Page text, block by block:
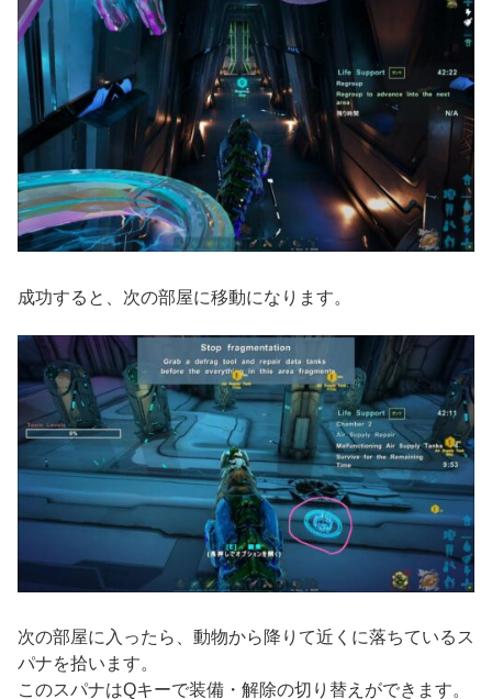
成功すると、次の部屋に移動になります。
次の部屋に入ったら、動物から降りて近くに落ちているス
パナを拾います。
このスパナはQキーで装備・解除の切り替えができます。